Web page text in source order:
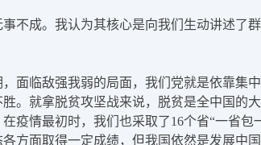
不成。我认为其核心是向我们生动讲述了
面临敌强我弱的局面，我们党就是依靠集
就拿脱贫攻坚战来说，脱贫是全中国的
疫情最初时，我们也采取了16个省“一省
方面取得一定成绩，但我国依然是发展中